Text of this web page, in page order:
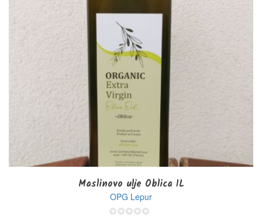
Maslinovo ulje Oblica 1L
OPG Lepur